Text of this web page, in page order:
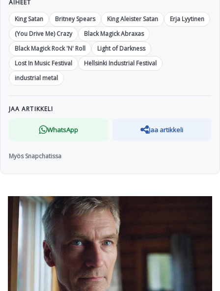
AIHEET
King Satan
Britney Spears King Aleister Satan
Erja Lyytinen
(You Drive Me) Crazy
Black Magick Abraxas
Black Magick Rock 'N' Roll
Light of Darkness
Lost In Music Festival
Hellsinki Industrial Festival
industrial metal
JAA ARTIKKELI
WhatsApp Jaa artikkeli
Myös Snapchatissa